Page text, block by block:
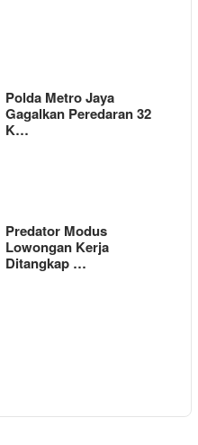
Polda Metro Jaya
Gagalkan Peredaran 32
K…
Predator Modus
Lowongan Kerja
Ditangkap …